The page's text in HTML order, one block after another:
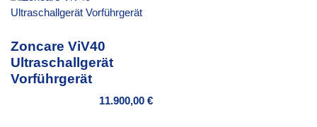
Zoncare ViV40
Ultraschallgerät
Vorführgerät
11.900,00 €